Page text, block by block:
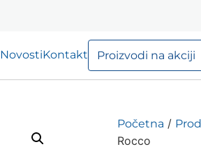
NovostiKontakt Proizvodi na akciji
Početna /
Rocco